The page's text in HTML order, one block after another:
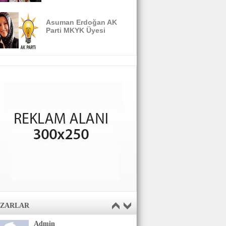
Asuman Erdoğan AK
Parti MKYK Üyesi
Admin